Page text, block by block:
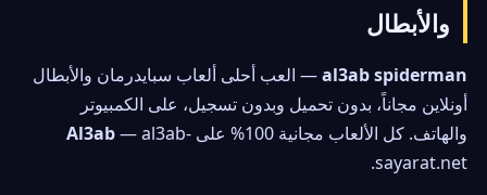
والأبطال
al3ab spiderman— العب أحلى ألعاب سبايدرمان والأبطال
أونلاين مجاناً، بدون تحميل وبدون تسجيل، على الكمبيوتر
والهاتف. كل الألعاب مجانية 100% على
Al3ab— al3ab-
sayarat.net.